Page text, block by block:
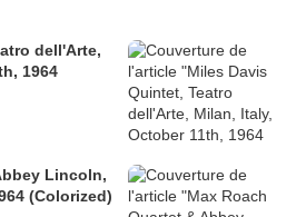
dell'Arte,
1964
Lincoln,
(Colorized)